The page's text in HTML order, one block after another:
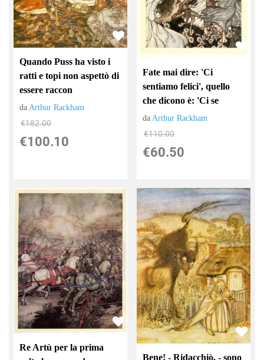
Quando Puss ha visto i
ratti e topi non aspettò di
essere raccon
daArthur Rackham
€182.00
€100.10
Fate mai dire: 'Ci
sentiamo felici', quello
che dicono è: 'Ci se
da Arthur Rackham
€110.00
€60.50
Re Artù per la prima
Bene! - Ridacchiò, - sono